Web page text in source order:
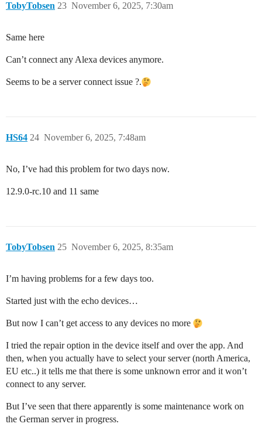
TobyTobsen November 6, 2025, 7:30am
23
Same here
Can’t connect any Alexa devices anymore.
Seems to be a server connect issue ?.
HS64 November 6, 2025, 7:48am
24
No, I’ve had this problem for two days now.
12.9.0-rc.10 and 11 same
TobyTobsen November 6, 2025, 8:35am
25
I’m having problems for a few days too.
Started just with the echo devices…
But now I can’t get access to any devices no more
I tried the repair option in the device itself and over the app. And
then, when you actually have to select your server (north America,
EU etc..) it tells me that there is some unknown error and it won’t
connect to any server.
But I’ve seen that there apparently is some maintenance work on
the German server in progress.